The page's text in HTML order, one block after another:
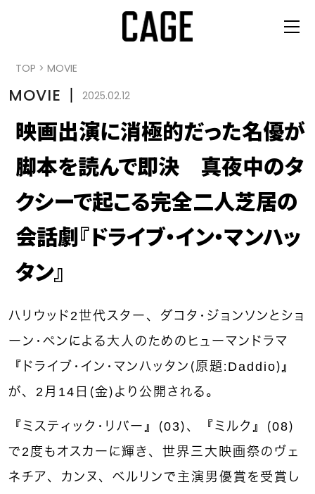
TOP > MOVIE
MOVIE 丨 2025.02.12
映画出演に消極的だった名優が
脚本を読んで即決 真夜中のタ
クシーで起こる完全二人芝居の
会話劇『ドライブ・イン・マンハッ
タン』
ハリウッド2世代スター、ダコタ・ジョンソンとショ
ーン・ペンによる大人のためのヒューマンドラマ
『ドライブ・イン・マンハッタン（原題：Daddio）』
が、2月14日（金）より公開される。
『ミスティック・リバー』（03）、『ミルク』（08）
で2度もオスカーに輝き、世界三大映画祭のヴェ
ネチア、カンヌ、ベルリンで主演男優賞を受賞し